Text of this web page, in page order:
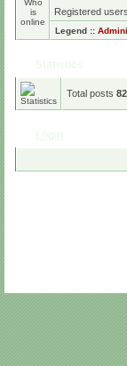
Registered
Legend ::
Total posts